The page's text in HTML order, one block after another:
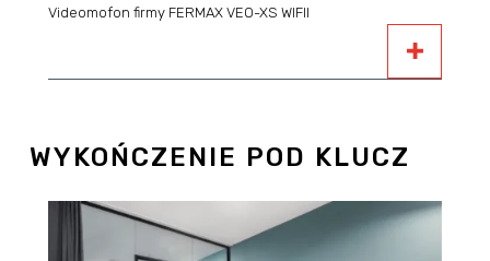
Videomofon firmy FERMAX VEO-XS WIFII
WYKOŃCZENIE POD KLUCZ